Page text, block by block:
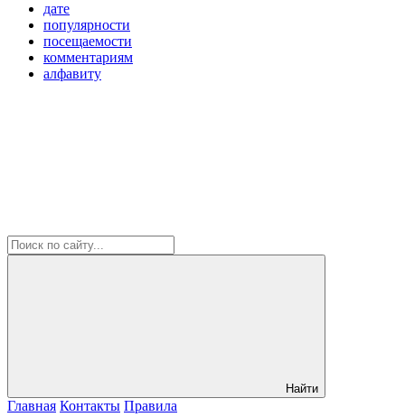
дате
популярности
посещаемости
комментариям
алфавиту
Найти
Главная Контакты Правила